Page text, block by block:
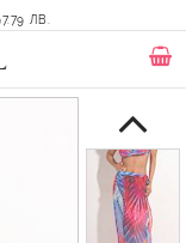
ЛВ.